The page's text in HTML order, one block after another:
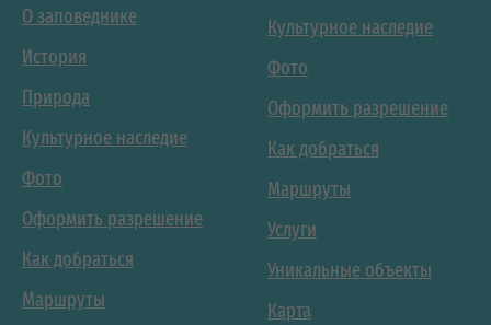
О заповеднике
История
Природа
Культурное наследие
Фото
Оформить разрешение
Как добраться
Маршруты
Культурное наследие
Фото
Оформить разрешение
Как добраться
Маршруты
Услуги
Уникальные объекты
Карта